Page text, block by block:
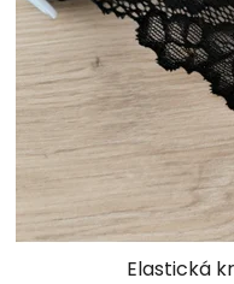
Elastická